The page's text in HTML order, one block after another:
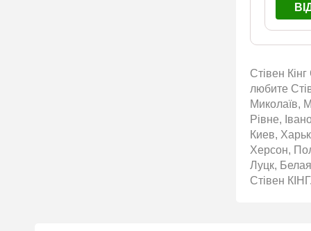
Стівен
любите
Миколаїв,
Рівне,
Киев,
Херсон,
Луцк,
Стівен